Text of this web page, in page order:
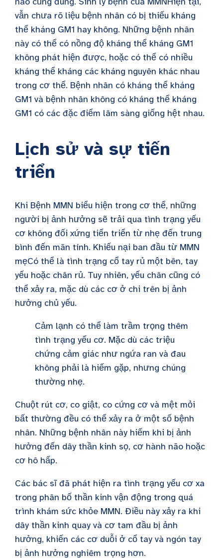
vẫn chưa rõ liệu bệnh nhân có bị thiếu kháng
thể kháng GM1 hay không. Những bệnh nhân
này có thể có nồng độ kháng thể kháng GM1
không phát hiện được, hoặc có thể có nhiều
kháng thể kháng các kháng nguyên khác nhau
trong cơ thể. Bệnh nhân có kháng thể kháng
GM1 và bệnh nhân không có kháng thể kháng
GM1 có các đặc điểm lâm sàng giống hệt nhau.
Lịch sử và sự tiến
triển
Khi Bệnh MMN biểu hiện trong cơ thể, những
người bị ảnh hưởng sẽ trải qua tình trạng yếu
cơ không đối xứng tiến triển từ nhẹ đến trung
bình đến mãn tính. Khiếu nại ban đầu từ MMN
mẹCó thể là tình trạng cổ tay rủ một bên, tay
yếu hoặc chân rủ. Tuy nhiên, yếu chân cũng có
thể xảy ra, mặc dù các cơ ở chi trên bị ảnh
hưởng chủ yếu.
Cảm lạnh có thể làm trầm trọng thêm
tình trạng yếu cơ. Mặc dù các triệu
chứng cảm giác như ngứa ran và đau
không phải là hiếm gặp, nhưng chúng
thường nhẹ.
Chuột rút cơ, co giật, co cứng cơ và mệt mỏi
bất thường đều có thể xảy ra ở một số bệnh
nhân. Những bệnh nhân này hiếm khi bị ảnh
hưởng đến dây thần kinh sọ, cơ hành não hoặc
cơ hô hấp.
Các bác sĩ đã phát hiện ra tình trạng yếu cơ xa
trong phân bố thần kinh vận động trong quá
trình khám sức khỏe MMN. Điều này xảy ra khi
dây thần kinh quay và cơ tam đầu bị ảnh
hưởng, khiến các cơ duỗi ở cổ tay và ngón tay
bị ảnh hưởng nghiêm trọng hơn.